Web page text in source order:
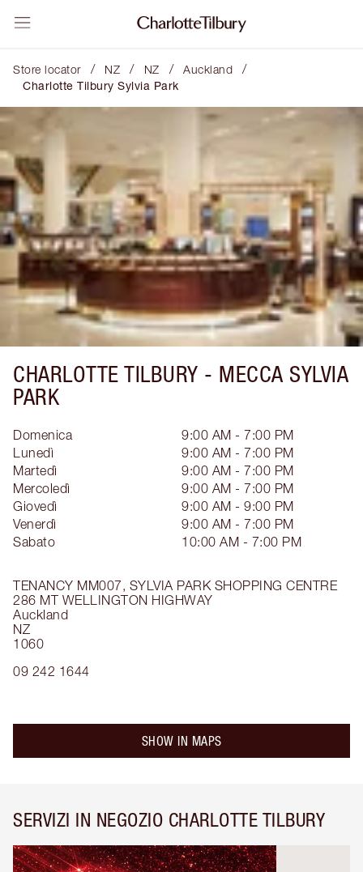
Store locator / NZ / NZ / Auckland /
Charlotte Tilbury Sylvia Park
CHARLOTTE TILBURY - MECCA SYLVIA
PARK
TENANCY MM007, SYLVIA PARK SHOPPING CENTRE
286 MT WELLINGTON HIGHWAY
Auckland
NZ
1060
09 242 1644
Domenica
9:00 AM - 7:00 PM
Lunedì
9:00 AM - 7:00 PM
Martedì
9:00 AM - 7:00 PM
Mercoledì
9:00 AM - 7:00 PM
Giovedì
9:00 AM - 9:00 PM
Venerdì
9:00 AM - 7:00 PM
Sabato
10:00 AM - 7:00 PM
SHOW IN MAPS
SERVIZI IN NEGOZIO CHARLOTTE TILBURY